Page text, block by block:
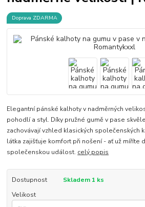
Doprava ZDARMA
Elegantní pánské kalhoty v nadměrných
pohodlí a styl. Díky pružné gumě v pase
zachovávají vzhled klasických společenských
látka zajišťuje komfort při nošení - ať už míříte
společenskou událost. celý popis
Dostupnost
Skladem 1 ks
Velikost